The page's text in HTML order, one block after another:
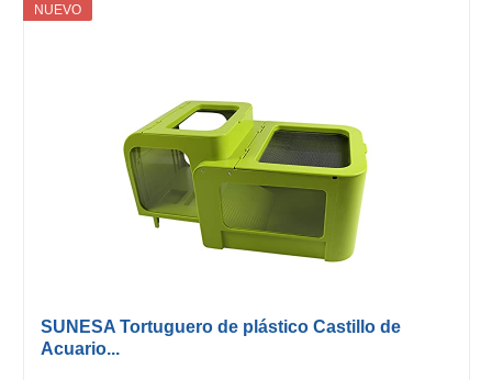
NUEVO
SUNESA Tortuguero de plástico Castillo de
Acuario...